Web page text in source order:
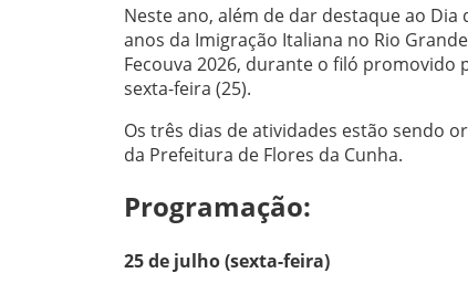
Neste ano, além de dar destaque ao
anos da Imigração Italiana no Rio
Fecouva 2026, durante o filó promovido
sexta-feira (25).
Os três dias de atividades estão sendo
da Prefeitura de Flores da Cunha.
Programação:
25 de julho (sexta-feira)